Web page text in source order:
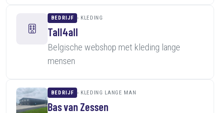
BEDRIJF KLEDING
Tall4all
Belgische webshop met kleding lange
mensen
BEDRIJF KLEDING LANGE MAN
Bas van Zessen